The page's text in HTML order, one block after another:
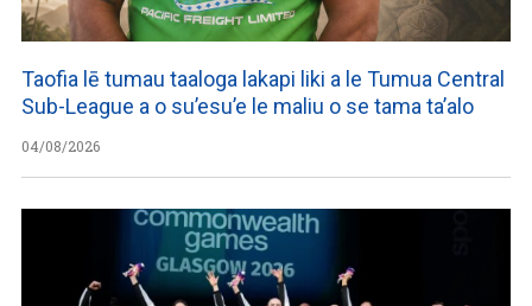
Taofia lē tumau taaloga lakapi liki a le Tumua Central
Sub-League a o su’esu’e le maliu o se tama ta’alo
04/08/2026